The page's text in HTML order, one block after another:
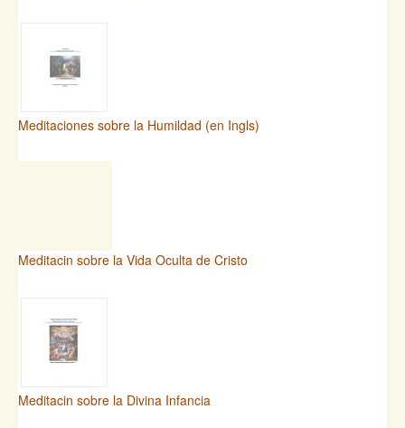
Meditaciones sobre la Humildad (en Ingls)
Meditacin sobre la Vida Oculta de Cristo
Meditacin sobre la Divina Infancia